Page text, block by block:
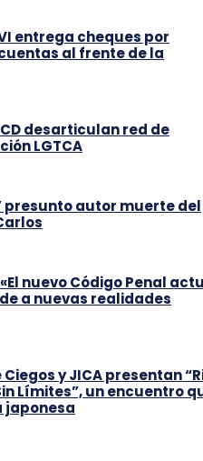
entrega cheques por
al frente de la
desarticulan red de
LGTCA
presunto autor muerte del
nuevo Código Penal
a nuevas realidades
y JICA presentan
Límites”, un encuentro
japonesa